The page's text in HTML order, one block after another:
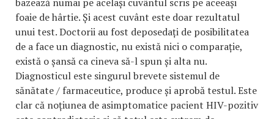
foaie de hârtie. Și acest cuvânt este doar rezultatul
unui test. Doctorii au fost deposedați de posibilitatea
de a face un diagnostic, nu există nici o comparație,
există o șansă ca cineva să-l spun și alta nu.
Diagnosticul este singurul brevete sistemul de
sănătate / farmaceutice, produce și aprobă testul. Este
clar că noțiunea de asimptomatice pacient HIV-pozitiv